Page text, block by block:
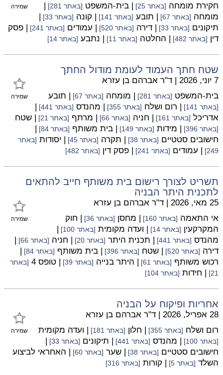
שמירה חקירת מומחה [באתר 25] | בית-המשפט [באתר 281]
|
מומחה [באתר 67] | תובע [באתר 141] | קונה [באתר 33]
|
תיקונים [באתר 33] | דירה [באתר 520] | עמודים [באתר 241]
| פסק
דין [באתר 482] | החלטה [באתר 11] | נתבע [באתר 14]
שטח חתך העמוד לעומת מודול החתך
שמירה
7 יוני, 2026 | ד"ר אברהם בן עזרא
בית-המשפט [באתר 281] | מומחה [באתר 67] | תובע
[באתר 141] | רום ושלח [באתר 355] | מהנדס [באתר 441]
|
אדריכל [באתר 161] | חניה [באתר 66] | מרתף [באתר 21] | שטח
[באתר 396] | מידות [באתר 149] | בית משותף [באתר 84]
|
חישובים סטטיים [באתר 38] | תקרה [באתר 45] | יסודות [באתר
249]
| עמודים [באתר 241] | פסק דין [באתר 482]
תשריט לצורך רישום בית משותף חייב להתאים
לתכנית היתר הבניה
שמירה
25 מאי, 2026 | ד"ר אברהם בן עזרא
אי התאמה [באתר 160] | מחסן [באתר 36]
| חוק
המקרקעין [באתר 14] | ועדה מקומית [באתר 100]
|
מהנדס [באתר 441] | תכנית היתר [באתר 20] | חניה [באתר 66]
|
דירה [באתר 520] | שטח [באתר 396] | בית משותף [באתר 84]
|
רכוש משותף [באתר 61] | היתר בנייה [באתר 39] | טופס 4
[באתר
21]
| חידות [באתר 104]
אחריות ופיקוח על הבניה
שמירה
28 אפריל, 2026 | ד"ר אברהם בן עזרא
רום ושלח [באתר 355] | חלון [באתר 181] | ועדה מקומית
[באתר 100] | מהנדס [באתר 441] | תיקונים [באתר 33]
|
חישובים סטטיים [באתר 38] | שער [באתר 60]
| האחראי לביצוע
השלד [באתר 5] | קורות [באתר 316]